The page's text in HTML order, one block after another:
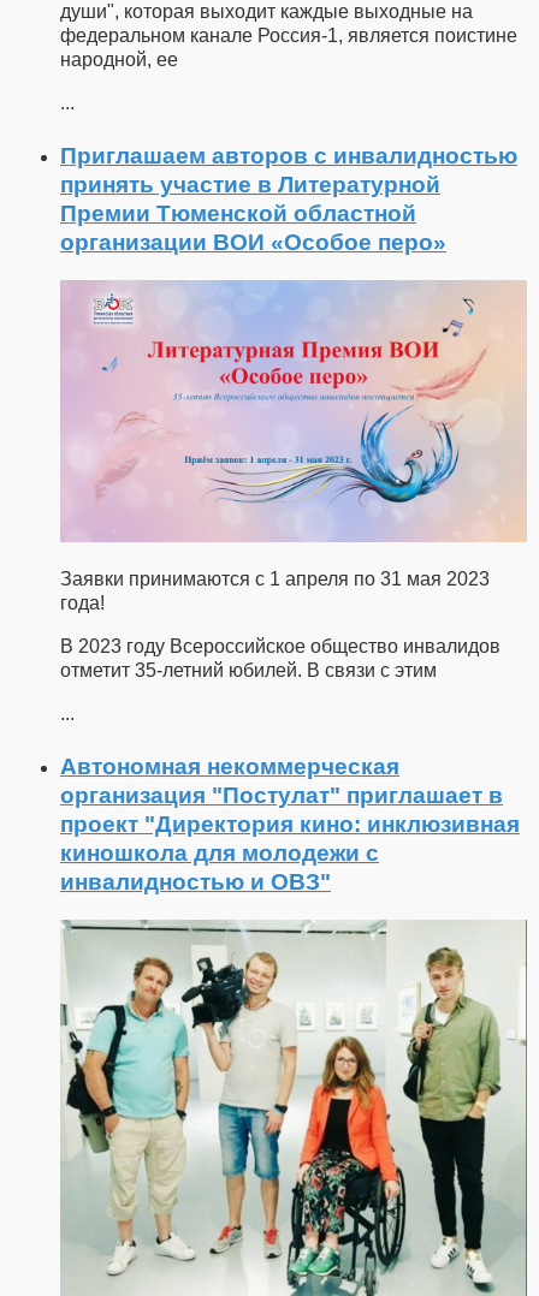
души", которая выходит каждые выходные на
федеральном канале Россия-1, является поистине
народной, ее
...
Приглашаем авторов с инвалидностью
принять участие в Литературной
Премии Тюменской областной
организации ВОИ «Особое перо»
Заявки принимаются с 1 апреля по 31 мая 2023
года!
В 2023 году Всероссийское общество инвалидов
отметит 35-летний юбилей. В связи с этим
...
Автономная некоммерческая
организация "Постулат" приглашает в
проект "Директория кино: инклюзивная
киношкола для молодежи с
инвалидностью и ОВЗ"